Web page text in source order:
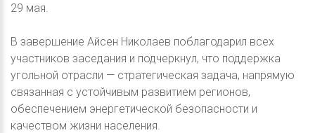
29 мая.
В завершение Айсен Николаев поблагодарил всех
участников заседания и подчеркнул, что поддержка
угольной отрасли — стратегическая задача, напрямую
связанная с устойчивым развитием регионов,
обеспечением энергетической безопасности и
качеством жизни населения.